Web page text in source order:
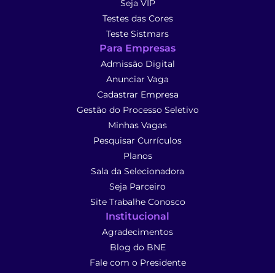
Seja VIP
Testes das Cores
Teste Sistmars
Para Empresas
Admissão Digital
Anunciar Vaga
Cadastrar Empresa
Gestão do Processo Seletivo
Minhas Vagas
Pesquisar Currículos
Planos
Sala da Selecionadora
Seja Parceiro
Site Trabalhe Conosco
Institucional
Agradecimentos
Blog do BNE
Fale com o Presidente